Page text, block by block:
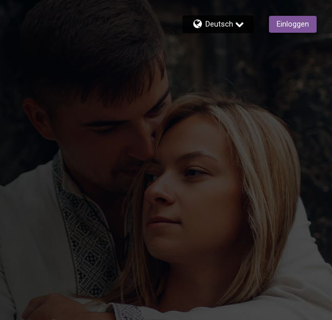
Deutsch Einloggen